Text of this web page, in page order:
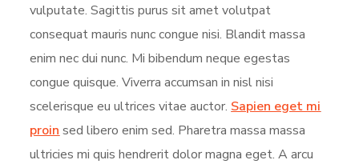
vulputate. Sagittis purus sit amet volutpat
consequat mauris nunc congue nisi. Blandit massa
enim nec dui nunc. Mi bibendum neque egestas
congue quisque. Viverra accumsan in nisl nisi
scelerisque eu ultrices vitae auctor. Sapien eget mi
proin sed libero enim sed. Pharetra massa massa
ultricies mi quis hendrerit dolor magna eget. A arcu